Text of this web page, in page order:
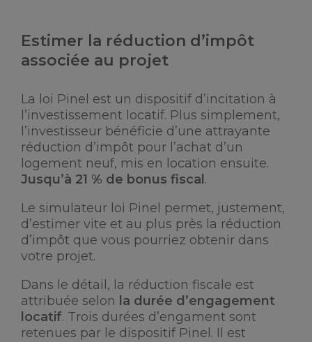
Estimer la réduction d’impôt
associée au projet
La loi Pinel est un dispositif d’incitation à
l’investissement locatif. Plus simplement,
l’investisseur bénéficie d’une attrayante
réduction d’impôt pour l’achat d’un
logement neuf, mis en location ensuite.
Jusqu’à 21 % de bonus fiscal .
Le simulateur loi Pinel permet, justement,
d’estimer vite et au plus près la réduction
d’impôt que vous pourriez obtenir dans
votre projet.
Dans le détail, la réduction fiscale est
attribuée selon la durée d’engagement
locatif. Trois durées d’engament sont
retenues par le dispositif Pinel. Il est